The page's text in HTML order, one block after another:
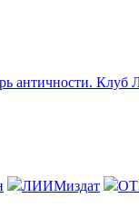
ЛИИМиздат